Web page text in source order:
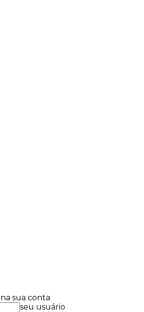
sua conta
seu usuário